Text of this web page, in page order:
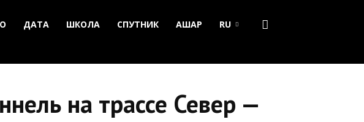
ДАТА ШКОЛА СПУТНИК АШАР RU
на трассе Север —